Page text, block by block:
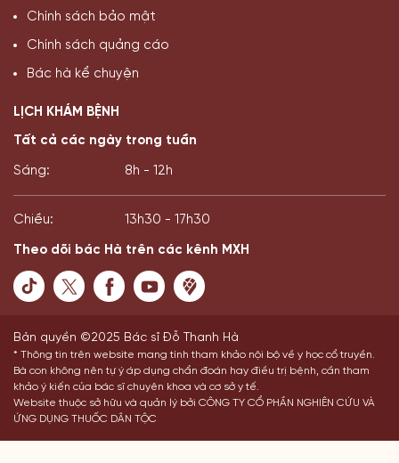
Chính sách bảo mật
Chính sách quảng cáo
Bác hà kể chuyện
LỊCH KHÁM BỆNH
Tất cả các ngày trong tuần
Sáng: 8h - 12h
Chiều: 13h30 - 17h30
Theo dõi bác Hà trên các kênh MXH
Bản quyền ©2025 Bác sĩ Đỗ Thanh Hà
* Thông tin trên website mang tính tham khảo nội bộ về y học cổ truyền.
Bà con không nên tự ý áp dụng chẩn đoán hay điều trị bệnh, cần tham
khảo ý kiến của bác sĩ chuyên khoa và cơ sở y tế.
Website thuộc sở hữu và quản lý bởi CÔNG TY CỔ PHẦN NGHIÊN CỨU VÀ
ỨNG DỤNG THUỐC DÂN TỘC